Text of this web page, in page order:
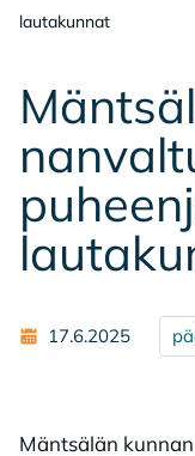
lautakunnat
17.6.2025
Mäntsälän